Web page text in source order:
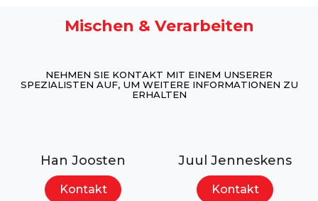
Mischen & Verarbeiten
NEHMEN SIE KONTAKT MIT EINEM UNSERER
SPEZIALISTEN AUF, UM WEITERE INFORMATIONEN ZU
ERHALTEN
Han Joosten
Kontakt
Juul Jenneskens
Kontakt